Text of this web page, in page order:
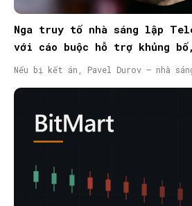
Nga truy tố nhà sáng lập
với cáo buộc hỗ trợ khủng
nã quốc tế
Nếu bị kết án, Pavel Durov – nhà